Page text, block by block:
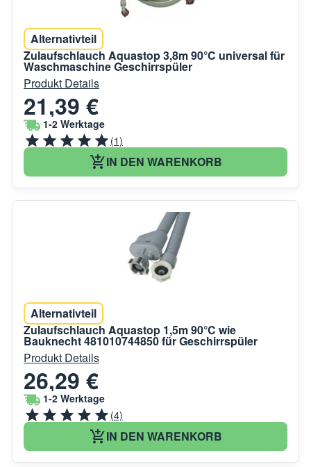
Alternativteil
Zulaufschlauch Aquastop 3,8m 90°C universal für
Waschmaschine Geschirrspüler
Produkt Details
21,39 €
1-2 Werktage
(1)
IN DEN WARENKORB
Alternativteil
Zulaufschlauch Aquastop 1,5m 90°C wie
Bauknecht 481010744850 für Geschirrspüler
Produkt Details
26,29 €
1-2 Werktage
(4)
IN DEN WARENKORB